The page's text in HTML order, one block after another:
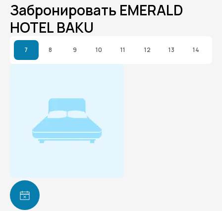
Забронировать EMERALD
HOTEL BAKU
7 8 9 10 11 12 13 14